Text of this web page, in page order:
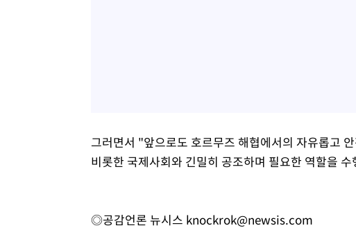
그러면서 "앞으로도 호르무즈 해협에서의 자유롭고
비롯한 국제사회와 긴밀히 공조하며 필요한 역할을
◎공감언론 뉴시스 knockrok@newsis.com